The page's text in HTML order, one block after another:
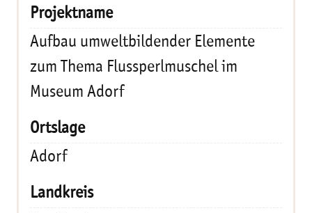
Aufbau umweltbildender Elemente
zum Thema Flussperlmuschel im
Museum Adorf
Adorf